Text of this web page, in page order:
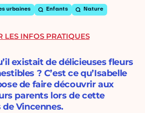
urbaines Enfants Nature
existait de délicieuses fleurs
? C’est ce qu’Isabelle
de faire découvrir aux
parents lors de cette
Vincennes.
LES INFOS PRATIQUES